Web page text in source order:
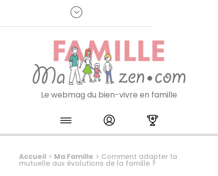
Je m'inscris à la newsletter
Le webmag du bien-vivre en famille
Skip to content
Accueil > Ma Famille > Comment adapter la
mutuelle aux évolutions de la famille ?
Panneau de gestion des cookies